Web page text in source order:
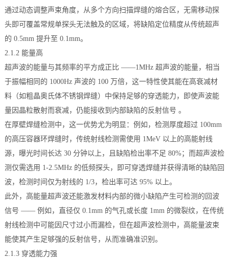
通过动态调整声束角度，从多个方向扫描焊缝的熔合区，无需移动探
头即可覆盖常规单探头无法触及的区域，将缺陷定位精度从传统超声
的 0.5mm 提升至 0.1mm。
2.1.2 能量高
超声波的能量与其频率的平方成正比 ——1MHz 超声波的能量，相当
于振幅相同的 1000Hz 声波的 100 万倍，这一特性使其能在高衰减材
料（如粗晶奥氏体不锈钢焊缝）中保持足够的穿透能力，即使声波能
量因晶粒散射而衰减，仍能接收到内部缺陷的反射信号 。
在厚壁焊缝检测中，这一优势尤为明显：例如，检测厚度超过 100mm
的高压容器环焊缝时，传统射线检测需使用 1MeV 以上的高能射线
源，曝光时间长达 30 分钟以上，且缺陷检出率不足 80%；而超声波检
测仅需选用 1-2.5MHz 的低频探头，即可穿透焊缝并获得清晰的缺陷回
波，检测时间仅为射线的 1/3，检出率可达 95% 以上。
此外，高能量超声波还能激发材料内部的微小缺陷产生可检测的回波
信号 —— 例如，直径仅 0.1mm 的气孔或长度 1mm 的微裂纹，在传统
射线检测中可能因尺寸过小而漏检，但在超声波检测中，高能量波束
能使其产生足够强的反射信号，从而准确准识别。
2.1.3 穿透能力强